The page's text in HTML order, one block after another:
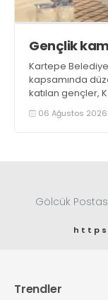
Gençlik
Kartepe
kapsamında
katılan gençler,
geldi06 Ağustos 2026
Gölcük
Trendler